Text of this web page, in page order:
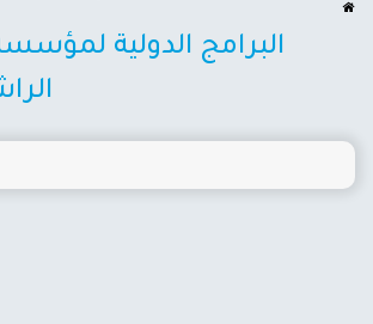
البرامج الدولية